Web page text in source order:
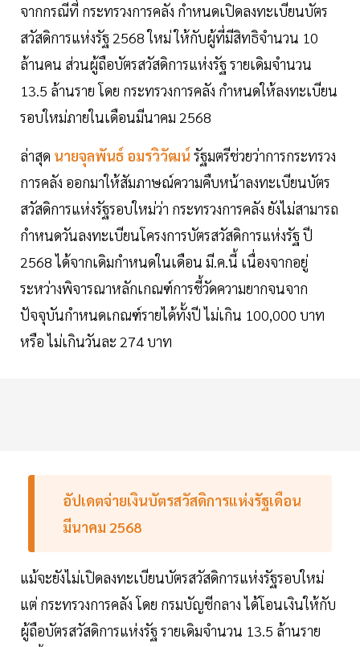
จากกรณีที่ กระทรวงการคลัง กำหนดเปิดลงทะเบียนบัตร
สวัสดิการแห่งรัฐ 2568 ใหม่ ให้กับผู้ที่มีสิทธิจำนวน 10
ล้านคน ส่วนผู้ถือบัตรสวัสดิการแห่งรัฐ รายเดิมจำนวน
13.5 ล้านราย โดย กระทรวงการคลัง กำหนดให้ลงทะเบียน
รอบใหม่ภายในเดือนมีนาคม 2568
ล่าสุด นายจุลพันธ์ อมรวิวัฒน์ รัฐมตรีช่วยว่าการกระทรวง
การคลัง ออกมาให้สัมภาษณ์ความคืบหน้าลงทะเบียนบัตร
สวัสดิการแห่งรัฐรอบใหม่ว่า กระทรวงการคลัง ยังไม่สามารถ
กำหนดวันลงทะเบียนโครงการบัตรสวัสดิการแห่งรัฐ ปี
2568 ได้จากเดิมกำหนดในเดือน มี.ค.นี้ เนื่องจากอยู่
ระหว่างพิจารณาหลักเกณฑ์การชี้วัดความยากจนจาก
ปัจจุบันกำหนดเกณฑ์รายได้ทั้งปี ไม่เกิน 100,000 บาท
หรือ ไม่เกินวันละ 274 บาท
อัปเดตจ่ายเงินบัตรสวัสดิการแห่งรัฐเดือน
มีนาคม 2568
แม้จะยังไม่เปิดลงทะเบียนบัตรสวัสดิการแห่งรัฐรอบใหม่
แต่ กระทรวงการคลัง โดย กรมบัญชีกลาง ได้โอนเงินให้กับ
ผู้ถือบัตรสวัสดิการแห่งรัฐ รายเดิมจำนวน 13.5 ล้านราย